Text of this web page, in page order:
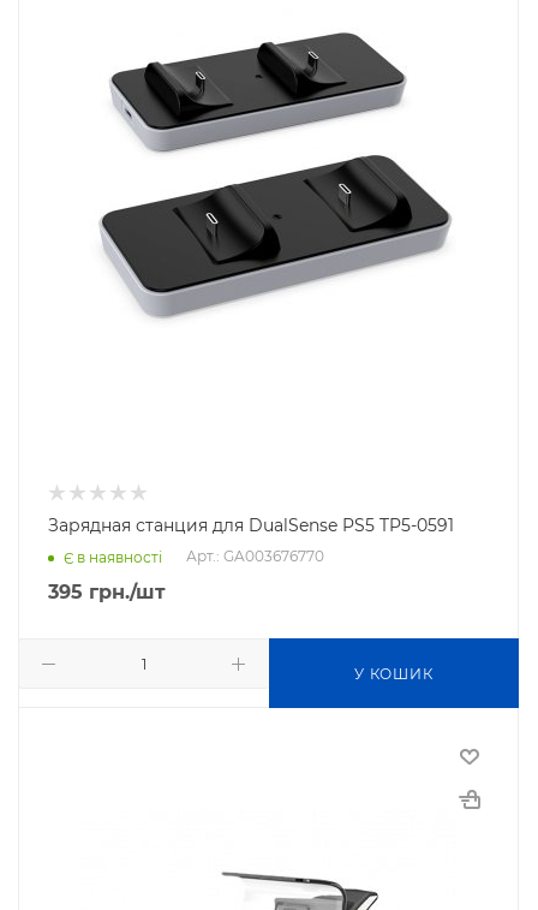
Зарядная станция для DualSense PS5 TP5-0591
Є в наявності Арт.: GA003676770
395 грн./шт
У КОШИК